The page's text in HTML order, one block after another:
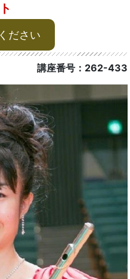
ださい
講座番号：262-433